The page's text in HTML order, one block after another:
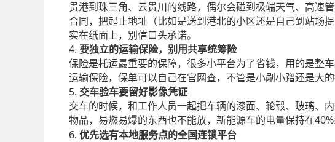
贵港到珠三角、云贵川的线路，偶尔会碰到极端天气、高速
合同，把起止地址（比如是送到港北的小区还是自己到站场
实在纸面上，别信口头承诺。
4. 要独立的运输保险，别用共享统筹险
保险是托运最重要的保障，很多小平台为了省钱，用的是整
运输保险，保单可以自己在官网查，不管是小剐小蹭还是大的
5. 交车验车要留好影像凭证
交车的时候，和工作人员一起把车辆的漆面、轮毂、玻璃、
物品，易燃易爆的东西也不能放，新能源车的电量保持在40%
6. 优先选有本地服务点的全国连锁平台